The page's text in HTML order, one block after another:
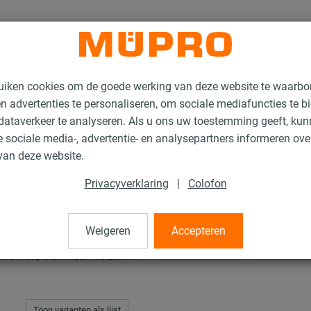
cookies om de goede werking van deze website te
advertenties te personaliseren, om sociale mediafuncties te
te analyseren. Als u ons uw toestemming geeft,
sociale media-, advertentie- en analysepartners informeren
deze website.
Privacyverklaring | Colofon
Weigeren Accepteren
3 mm, thermisch verzinkt